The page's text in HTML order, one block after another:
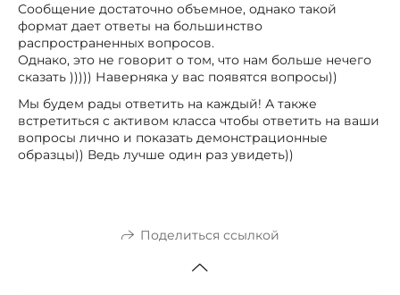
Сообщение достаточно объемное, однако такой
формат дает ответы на большинство
распространенных вопросов.
Однако, это не говорит о том, что нам больше нечего
сказать ))))) Наверняка у вас появятся вопросы))
Мы будем рады ответить на каждый! А также
встретиться с активом класса чтобы ответить на ваши
вопросы лично и показать демонстрационные
образцы)) Ведь лучше один раз увидеть))
Поделиться ссылкой